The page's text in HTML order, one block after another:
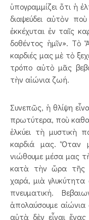
ὑπογραμμίζει ὅτι ἡ
διαψεύδει αὐτὸν
ἐκκέχυται ἐν ταῖς
δοθέντος ἡμῖν». Τὸ
καρδιές μας μὲ τὸ
τρόπο αὐτὸ μᾶς
τὴν αἰώνια ζωή.
Συνεπῶς, ἡ θλίψη
πρωτύτερα, ποὺ
ἑλκύει τὴ μυστικὴ
καρδιά μας. Ὅταν
νιώθουμε μέσα μας
κατὰ τὴν ὥρα τῆς
χαρά, μιὰ
πνευματική.
ἀπολαύσουμε
αὐτὰ δὲν εἶναι